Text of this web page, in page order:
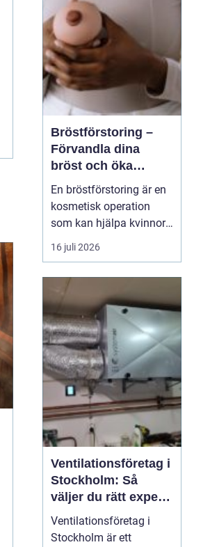
solen ofta upplevs
starkare i Stockholm än
förväntat. Med
22 juli
2026
Bröstförstoring –
Förvandla dina
bröst och öka
självförtroendet
En bröstförstoring är en
kosmetisk operation
som kan hjälpa kvinnor
att uppnå de bröst de
alltid har drömt om.
om att återställa
volymen efter graviditet
och amning, korrigera
oj&a...
16 juli 2026
Ventilationsföretag i
Stockholm: Så
väljer du rätt expert
på frisk luft
Ventilationsföretag i
Stockholm är ett